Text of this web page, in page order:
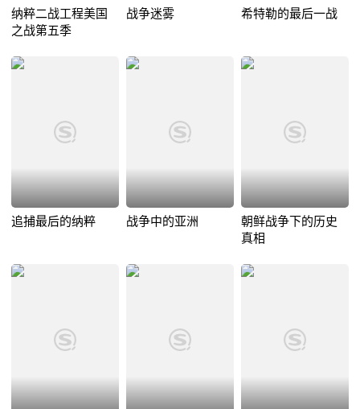
纳粹二战工程美国
之战第五季
战争迷雾 希特勒的最后一战
追捕最后的纳粹 战争中的亚洲
朝鲜战争下的历史
真相